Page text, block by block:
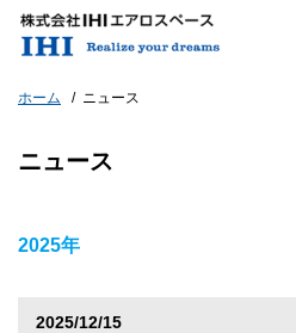
ホーム ニュース
ニュース
2025年
2025/12/15